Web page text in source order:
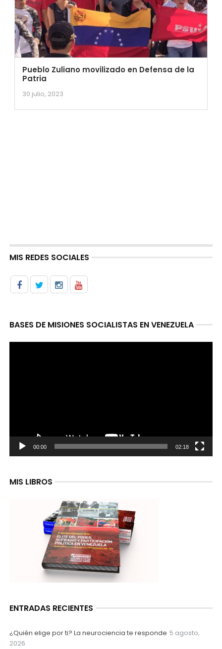
Pueblo Zuliano movilizado en Defensa de la
Patria
30 julio, 2023
MIS REDES SOCIALES
BASES DE MISIONES SOCIALISTAS EN VENEZUELA
00:00 02:18
MIS LIBROS
ENTRADAS RECIENTES
¿Quién elige por ti? La neurociencia te responde 5 agosto,
2026